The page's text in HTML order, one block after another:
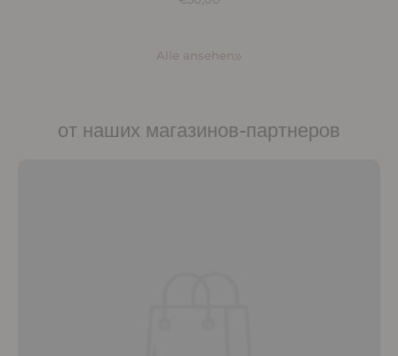
Alle ansehen
от наших магазинов-партнеров